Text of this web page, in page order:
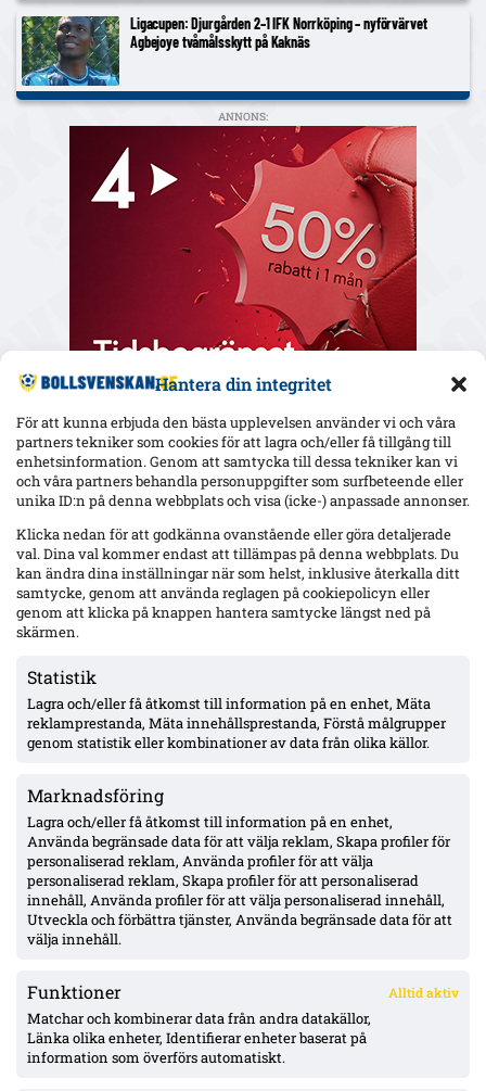
Hantera din integritet
För att kunna erbjuda den bästa upplevelsen använder vi och våra
partners tekniker som cookies för att lagra och/eller få tillgång till
enhetsinformation. Genom att samtycka till dessa tekniker kan vi
och våra partners behandla personuppgifter som surfbeteende eller
unika ID:n på denna webbplats och visa (icke-) anpassade annonser.
Klicka nedan för att godkänna ovanstående eller göra detaljerade
val. Dina val kommer endast att tillämpas på denna webbplats. Du
kan ändra dina inställningar när som helst, inklusive återkalla ditt
samtycke, genom att använda reglagen på cookiepolicyn eller
genom att klicka på knappen hantera samtycke längst ned på
skärmen.
Statistik
Lagra och/eller få åtkomst till information på en enhet, Mäta
reklamprestanda, Mäta innehållsprestanda, Förstå målgrupper
genom statistik eller kombinationer av data från olika källor.
Marknadsföring
Lagra och/eller få åtkomst till information på en enhet,
Använda begränsade data för att välja reklam, Skapa profiler för
personaliserad reklam, Använda profiler för att välja
personaliserad reklam, Skapa profiler för att personaliserad
innehåll, Använda profiler för att välja personaliserad innehåll,
Utveckla och förbättra tjänster, Använda begränsade data för att
välja innehåll.
Funktioner Alltid aktiv
Matchar och kombinerar data från andra datakällor,
Länka olika enheter, Identifierar enheter baserat på
information som överförs automatiskt.
Ligacupen: Djurgården 2–1 IFK Norrköping – nyförvärvet
Agbejoye tvåmålsskytt på Kaknäs
ANNONS:
Senaste
kontrakt till 2027
Gent-tränaren fördömer Vergaras firande framför Blåvitt-
Hammarby och Malmö FF jagar Lasse Nordås – även Raków
Częstochowa påstås visa intresse
Hammarby 0–0 borta mot Raków: Hahn briljerar, hörnmål
bortdömt och Rydström hyllas inför returen
Isak Dahlqvist hattrick – Tromsø 5–0 borta mot CFR Cluj i
Conference League-kvalet
ÖVERSIKT
Nyheter & Reportage
Spelarbetyg